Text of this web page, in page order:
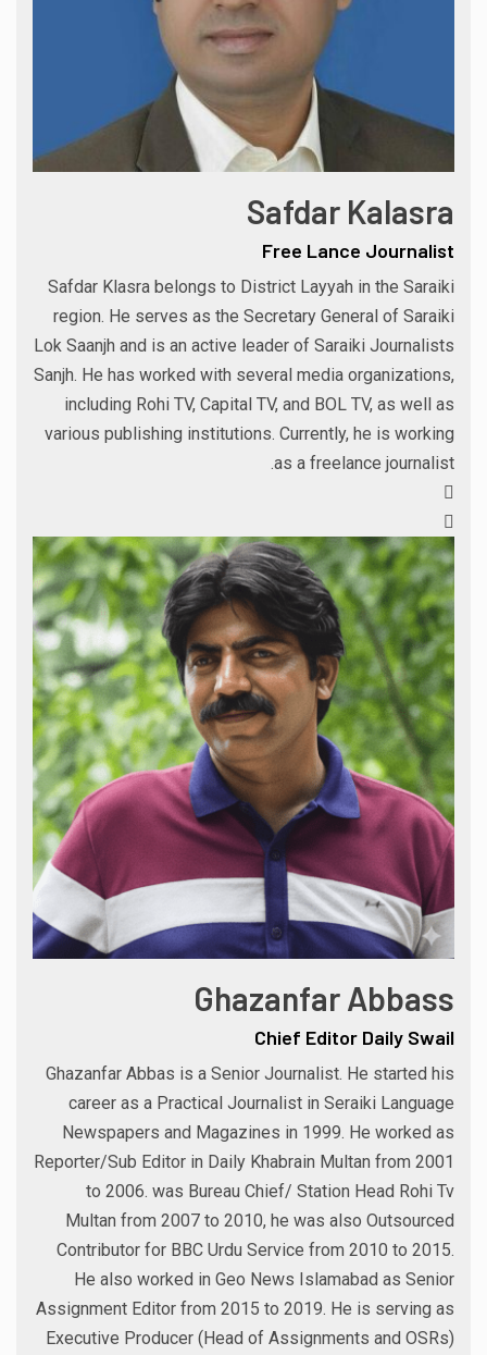
Safdar Kalasra
Free Lance Journalist
Safdar Klasra belongs to District Layyah in the Saraiki
region. He serves as the Secretary General of Saraiki
Lok Saanjh and is an active leader of Saraiki Journalists
Sanjh. He has worked with several media organizations,
including Rohi TV, Capital TV, and BOL TV, as well as
various publishing institutions. Currently, he is working
as a freelance journalist.
Ghazanfar Abbass
Chief Editor Daily Swail
Ghazanfar Abbas is a Senior Journalist. He started his
career as a Practical Journalist in Seraiki Language
Newspapers and Magazines in 1999. He worked as
Reporter/Sub Editor in Daily Khabrain Multan from 2001
to 2006. was Bureau Chief/ Station Head Rohi Tv
Multan from 2007 to 2010, he was also Outsourced
Contributor for BBC Urdu Service from 2010 to 2015.
He also worked in Geo News Islamabad as Senior
Assignment Editor from 2015 to 2019. He is serving as
Executive Producer (Head of Assignments and OSRs)